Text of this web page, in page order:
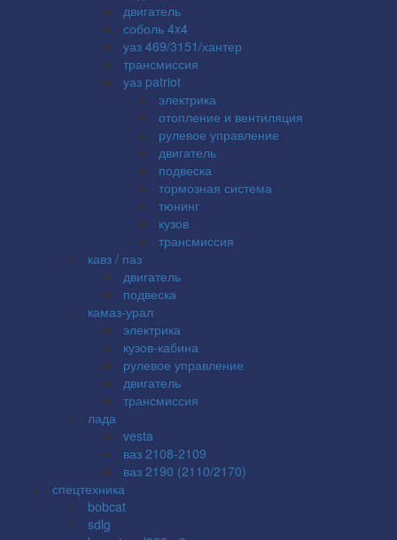
двигатель
соболь 4x4
уаз 469/3151/хантер
трансмиссия
уаз patriot
электрика
отопление и вентиляция
рулевое управление
двигатель
подвеска
тормозная система
тюнинг
кузов
трансмиссия
кавз / паз
двигатель
подвеска
камаз-урал
электрика
кузов-кабина
рулевое управление
двигатель
трансмиссия
лада
vesta
ваз 2108-2109
ваз 2190 (2110/2170)
спецтехника
bobcat
sdlg